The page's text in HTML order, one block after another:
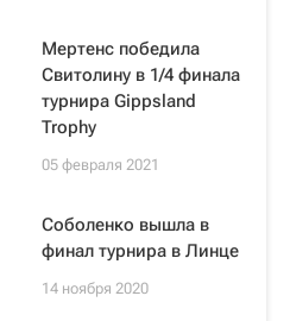
Мертенс победила
Свитолину в 1/4 финала
турнира Gippsland
Trophy
05 февраля 2021
Соболенко вышла в
финал турнира в Линце
14 ноября 2020